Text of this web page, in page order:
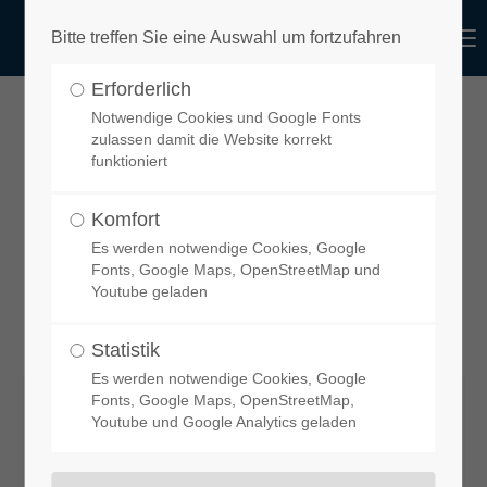
Benutzername
Passwort
Register|Lost your password?
functional
Adapterrahmen (400 x 400 mm) für
Dachhaube auf einem Sprinter ab
Baujahr 2006
Bitte treffen Sie eine Auswahl um fortzufahren
Erforderlich
Notwendige Cookies und Google Fonts
zulassen damit die Website korrekt
funktioniert
Komfort
Es werden notwendige Cookies, Google
Fonts, Google Maps, OpenStreetMap und
Youtube geladen
Statistik
Es werden notwendige Cookies, Google
Fonts, Google Maps, OpenStreetMap,
Youtube und Google Analytics geladen